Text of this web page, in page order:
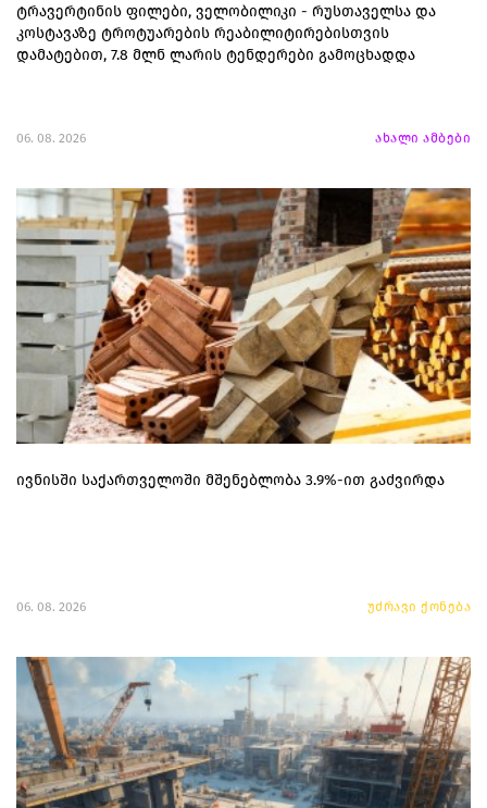
ტრავერტინის ფილები, ველობილიკი - რუსთაველსა და
კოსტავაზე ტროტუარების რეაბილიტირებისთვის
დამატებით, 7.8 მლნ ლარის ტენდერები გამოცხადდა
06. 08. 2026 ახალი ამბები
ივნისში საქართველოში მშენებლობა 3.9%-ით გაძვირდა
06. 08. 2026 უძრავი ქონება